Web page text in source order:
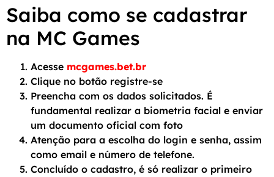
Saiba como se cadastrar
na MC Games
Acesse mcgames.bet.br
Clique no botão registre-se
Preencha com os dados solicitados. É
fundamental realizar a biometria facial e enviar
um documento oficial com foto
Atenção para a escolha do login e senha, assim
como email e número de telefone.
Concluído o cadastro, é só realizar o primeiro